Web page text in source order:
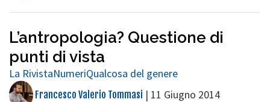
L’antropologia? Questione di
punti di vista
La RivistaNumeriQualcosa del genere
Francesco Valerio Tommasi | 11 Giugno 2014